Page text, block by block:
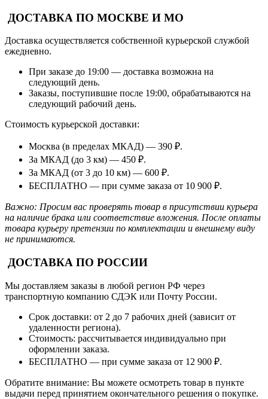
ДОСТАВКА ПО МОСКВЕ И МО
Доставка осуществляется собственной курьерской службой
ежедневно.
При заказе до 19:00 — доставка возможна на
следующий день.
Заказы, поступившие после 19:00, обрабатываются на
следующий рабочий день.
Стоимость курьерской доставки:
Москва (в пределах МКАД) — 390 ₽.
За МКАД (до 3 км) — 450 ₽.
За МКАД (от 3 до 10 км) — 600 ₽.
БЕСПЛАТНО — при сумме заказа от 10 900 ₽.
Важно: Просим вас проверять товар в присутствии курьера
на наличие брака или соответствие вложения. После оплаты
товара курьеру претензии по комплектации и внешнему виду
не принимаются.
ДОСТАВКА ПО РОССИИ
Мы доставляем заказы в любой регион РФ через
транспортную компанию СДЭК или Почту России.
Срок доставки: от 2 до 7 рабочих дней (зависит от
удаленности региона).
Стоимость: рассчитывается индивидуально при
оформлении заказа.
БЕСПЛАТНО — при сумме заказа от 12 900 ₽.
Обратите внимание: Вы можете осмотреть товар в пункте
выдачи перед принятием окончательного решения о покупке.